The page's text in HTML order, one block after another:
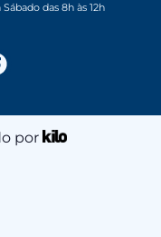
das 8h às 12h
por